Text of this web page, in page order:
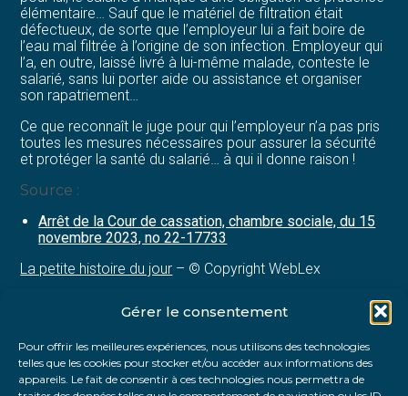
Gérer le consentement
Pour offrir les meilleures expériences, nous utilisons des technologies
telles que les cookies pour stocker et/ou accéder aux informations des
appareils. Le fait de consentir à ces technologies nous permettra de
élémentaire… Sauf que le matériel de filtration était
défectueux, de sorte que l’employeur lui a fait boire de
l’eau mal filtrée à l’origine de son infection. Employeur qui
l’a, en outre, laissé livré à lui-même malade, conteste le
salarié, sans lui porter aide ou assistance et organiser
son rapatriement…
Ce que reconnaît le juge pour qui l’employeur n’a pas pris
toutes les mesures nécessaires pour assurer la sécurité
et protéger la santé du salarié… à qui il donne raison !
Source :
Arrêt de la Cour de cassation, chambre sociale, du 15
novembre 2023, no 22-17733
La petite histoire du jour – © Copyright WebLex
FaceBook
TwitterLinkedIn